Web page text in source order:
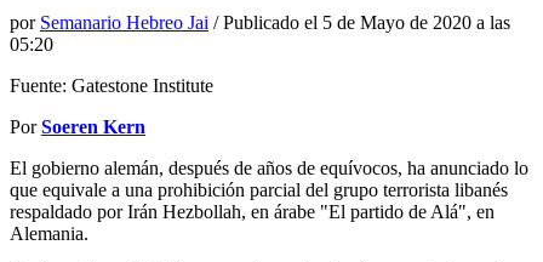
por Semanario Hebreo Jai / Publicado el 5 de Mayo de 2020 a las
05:20
Fuente: Gatestone Institute
PorSoeren Kern
El gobierno alemán, después de años de equívocos, ha anunciado lo
que equivale a una prohibición parcial del grupo terrorista libanés
respaldado por Irán Hezbollah, en árabe "El partido de Alá", en
Alemania.